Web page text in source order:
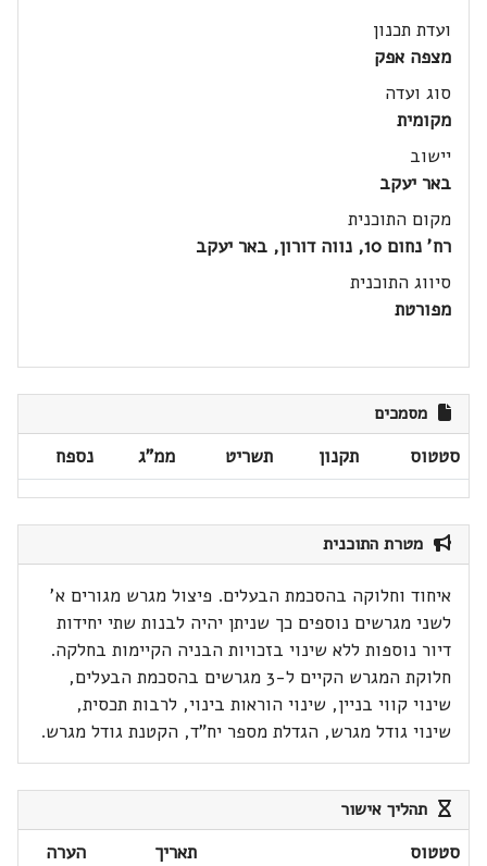
ועדת תכנון
מצפה אפק
סוג ועדה
מקומית
יישוב
באר יעקב
מקום התוכנית
רח' נחום 10, נווה דורון, באר יעקב
סיווג התוכנית
מפורטת
מסמכים
סטטוס תקנון תשריט ממ"ג נספח
מטרת התוכנית
איחוד וחלוקה בהסכמת הבעלים. פיצול מגרש מגורים א'
לשני מגרשים נוספים כך שניתן יהיה לבנות שתי יחידות
דיור נוספות ללא שינוי בזכויות הבניה הקיימות בחלקה.
חלוקת המגרש הקיים ל-3 מגרשים בהסכמת הבעלים,
שינוי קווי בניין, שינוי הוראות בינוי, לרבות תכסית,
שינוי גודל מגרש, הגדלת מספר יח"ד, הקטנת גודל מגרש.
תהליך אישור
סטטוס תאריך
הערה